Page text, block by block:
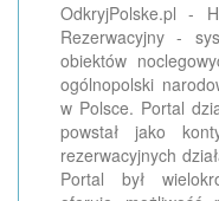
OdkryjPolske.pl -
Rezerwacyjny -
obiektów
ogólnopolski
w Polsce. Portal
powstał jako
rezerwacyjnych
Portal był